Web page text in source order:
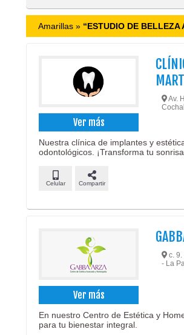
Amarillas » “ESTUDIO DE BELLEZA
Ver más
Av.
Nuestra clínica de implantes y
odontológicos. ¡Transforma tu
Celular Compartir
Ver más
c. 9.
- La
En nuestro Centro de Estética y
para tu bienestar integral.